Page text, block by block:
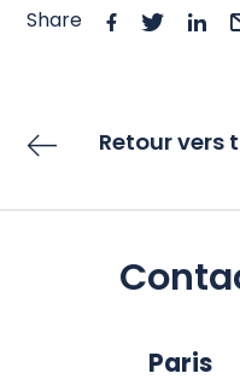
Share
Retour vers
Paris